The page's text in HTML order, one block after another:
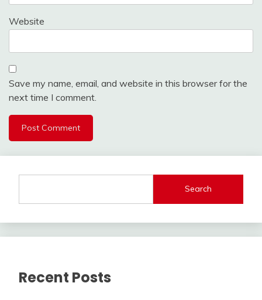
Website
Save my name, email, and website in this browser for the
next time I comment.
Search
Recent Posts